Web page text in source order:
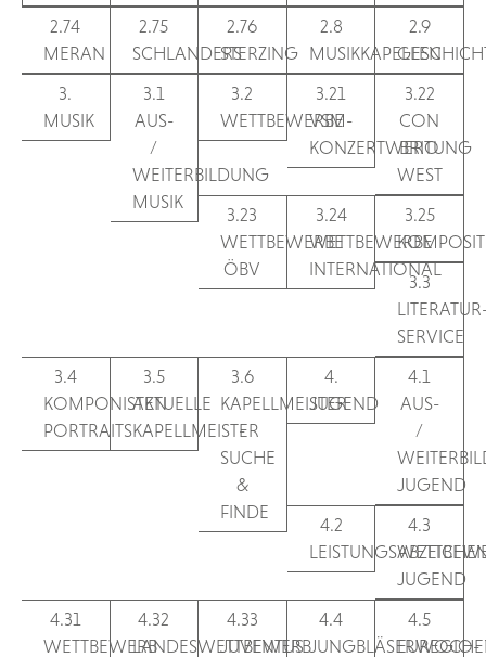
2.74
MERAN
2.75
SCHLANDERS
2.76
STERZING
2.8
MUSIKKAPELLEN
2.9
3.
MUSIK
3.1
AUS-
/
WEITERBILDUNG
MUSIK
3.2
WETTBEWERBE
3.21
VSM-
KONZERTWERTUNG
3.22
CON
BRIO
WEST
3.23
WETTBEWERBE
ÖBV
3.24
WETTBEWERBE
INTERNATIONAL
3.25
3.3
SERVICE
3.4
KOMPONISTEN
PORTRAITS
3.5
AKTUELLE
KAPELLMEISTER
3.6
KAPELLMEISTER
-
SUCHE
&
FINDE
4.
JUGEND
4.1
AUS-
/
JUGEND
4.2
4.3
JUGEND
4.31
WETTBEWERB
4.32
LANDESWETTBEWERB
4.33
JUVENTUS
4.4
4.5
EUREGIO-